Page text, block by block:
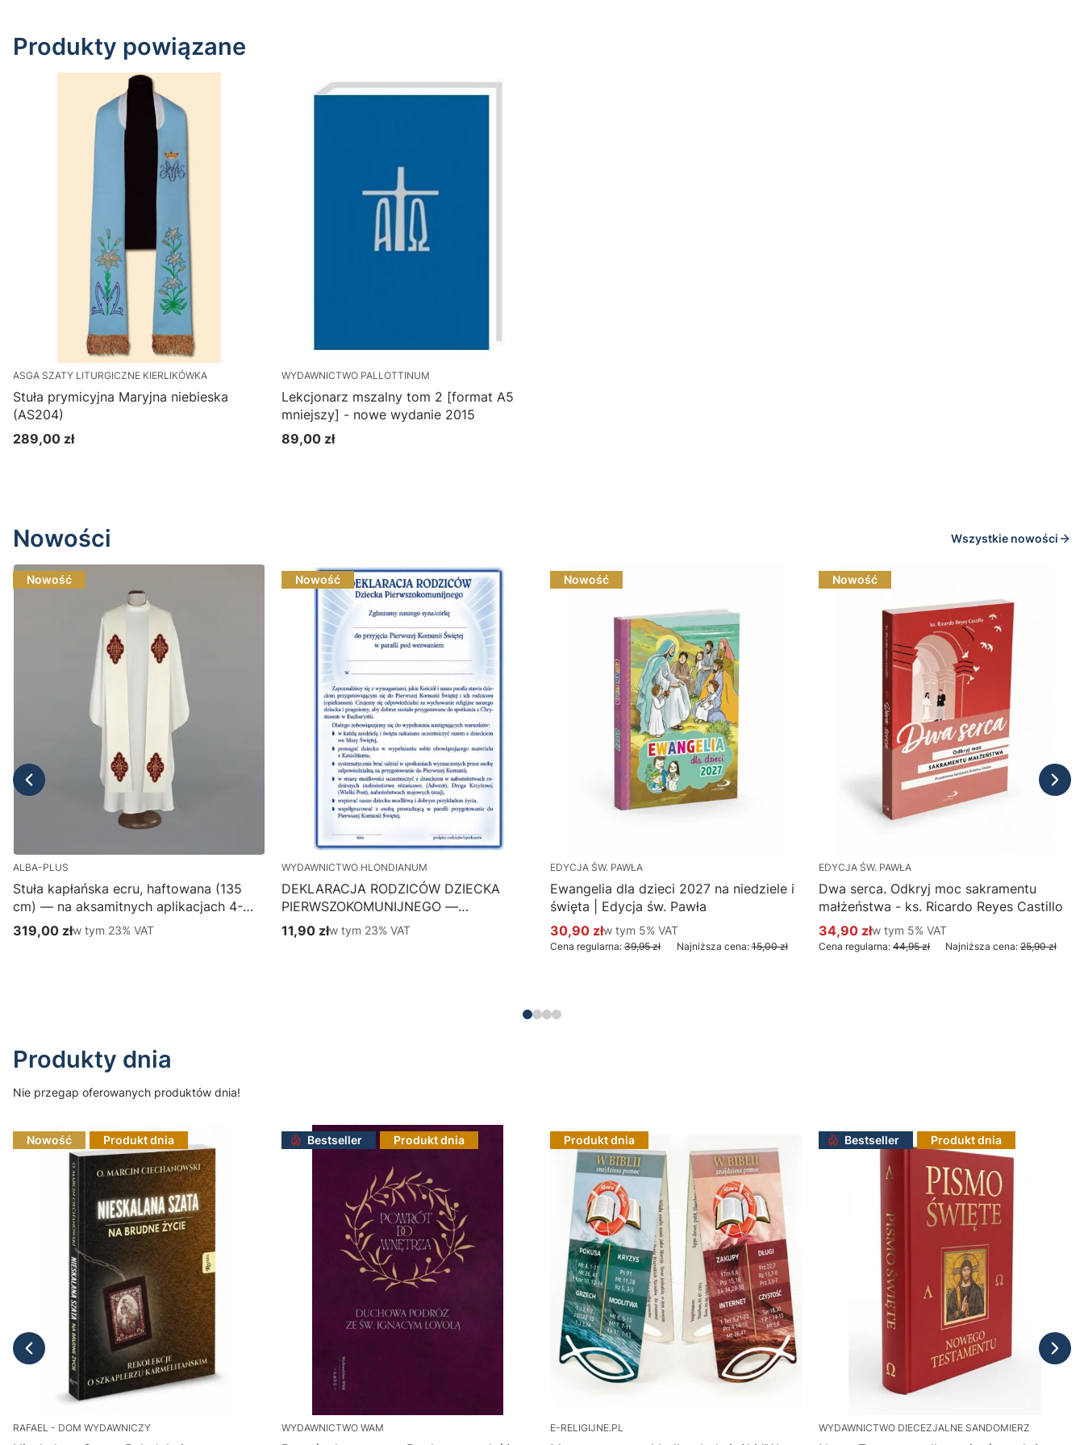
Produkty powiązane
ASGA SZATY LITURGICZNE KIERLIKÓWKA
Stuła prymicyjna Maryjna niebieska
(AS204)
Cena
289,00 zł
WYDAWNICTWO PALLOTTINUM
Lekcjonarz mszalny tom 2 [format A5
mniejszy] - nowe wydanie 2015
Cena
89,00 zł
Nowości Wszystkie nowości
Nowość
ALBA-PLUS
Stuła kapłańska ecru, haftowana (135
cm) — na aksamitnych aplikacjach 4-
387-1
Cena brutto
319,00 złw tym %s VAT
w tym 23% VAT
Nowość
WYDAWNICTWO HLONDIANUM
DEKLARACJA RODZICÓW DZIECKA
PIERWSZOKOMUNIJNEGO —
Wydawnictwo Hlondianum - druk
parafialny, paczka 50 szt.
Cena brutto
11,90 złw tym %s VAT
w tym 23% VAT
Nowość
EDYCJA ŚW. PAWŁA
Ewangelia dla dzieci 2027 na niedziele i
święta | Edycja św. Pawła
Cena promocyjna brutto
30,90 złw tym %s VAT
w tym 5% VAT
Cena regularna: 39,95 zł Najniższa cena: 15,00 zł
Nowość
EDYCJA ŚW. PAWŁA
Dwa serca. Odkryj moc sakramentu
małżeństwa - ks. Ricardo Reyes Castillo
Cena promocyjna brutto
34,90 złw tym %s VAT
w tym 5% VAT
Cena regularna: 44,95 zł Najniższa cena: 25,90 zł
Produkty dnia
Nie przegap oferowanych produktów dnia!
Nowość Produkt dnia
RAFAEL - DOM WYDAWNICZY
Bestseller Produkt dnia
WYDAWNICTWO WAM
Produkt dnia
E-RELIGIJNE.PL
Bestseller Produkt dnia
WYDAWNICTWO DIECEZJALNE SANDOMIERZ